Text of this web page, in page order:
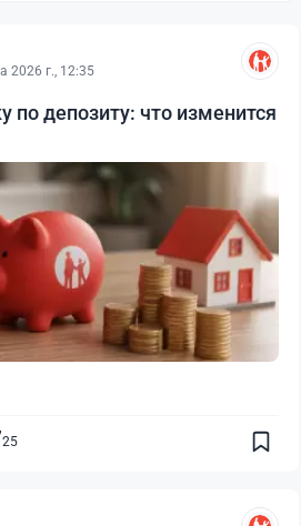
2026 г., 12:35
по депозиту: что изменится
25